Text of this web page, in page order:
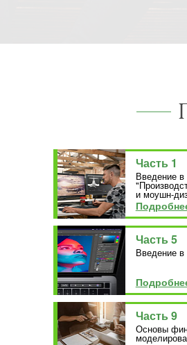
Часть 1
Введение в
и моушн-
Часть 5
Введение
Часть 9
Основы